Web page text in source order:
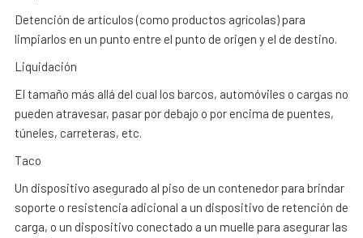
Detención de artículos (como productos agrícolas) para
limpiarlos en un punto entre el punto de origen y el de destino.
Liquidación
El tamaño más allá del cual los barcos, automóviles o cargas no
pueden atravesar, pasar por debajo o por encima de puentes,
túneles, carreteras, etc.
Taco
Un dispositivo asegurado al piso de un contenedor para brindar
soporte o resistencia adicional a un dispositivo de retención de
carga, o un dispositivo conectado a un muelle para asegurar las